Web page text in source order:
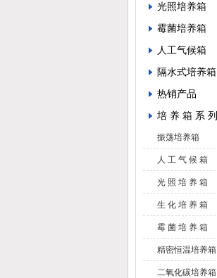
光照培养箱
霉菌培养箱
人工气候箱
隔水式培养箱
热销产品
培 养 箱 系 列
振荡培养箱
人 工 气 候 箱
光 照 培 养 箱
生 化 培 养 箱
霉 菌 培 养 箱
精密恒温培养箱
二氧化碳培养箱